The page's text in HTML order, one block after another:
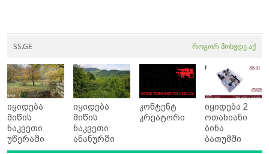
SS.GE როგორ მოხვდე აქ
იყიდება
მიწის
ნაკვეთი
უწერაში
იყიდება
მიწის
ნაკვეთი
ანანურში
კონტენტ
კრეატორი
იყიდება 2
ოთახიანი
ბინა
ბათუმში